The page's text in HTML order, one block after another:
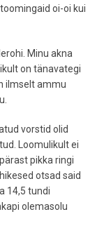
oi-oi kui
Minu akna
on tänavategi
ilmselt ammu
vorstid olid
Loomulikult ei
pikka ringi
otsad said
14,5 tundi
olemasolu